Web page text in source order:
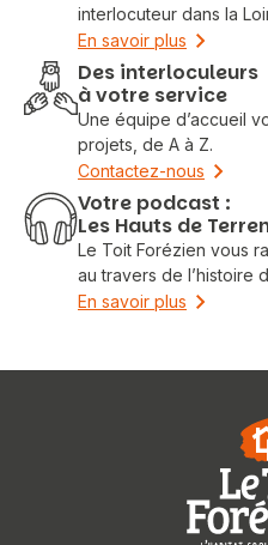
interlocuteur dans la
En savoir plus
Des interloculeurs
à votre service
Une équipe d’accueil
projets, de A à Z.
Contactez-nous
Votre podcast :
Les Hauts de
Le Toit Forézien vous
au travers de l’histoire
En savoir plus